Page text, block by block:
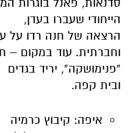
“פנימושקה”, יריד בגדים
ובית קפה.
איפה: קיבוץ כרמיה
מתי: שישי, 21/2/2020, 9:00-14:00
עלות:100 ₪ (כולל השתתפות בסדנא)
במצבי סיכון